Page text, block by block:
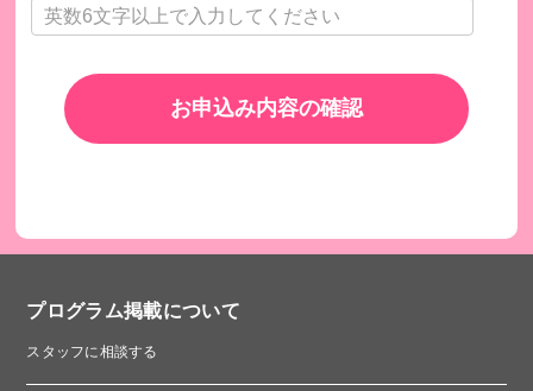
お申込み内容の確認
プログラム掲載について
スタッフに相談する